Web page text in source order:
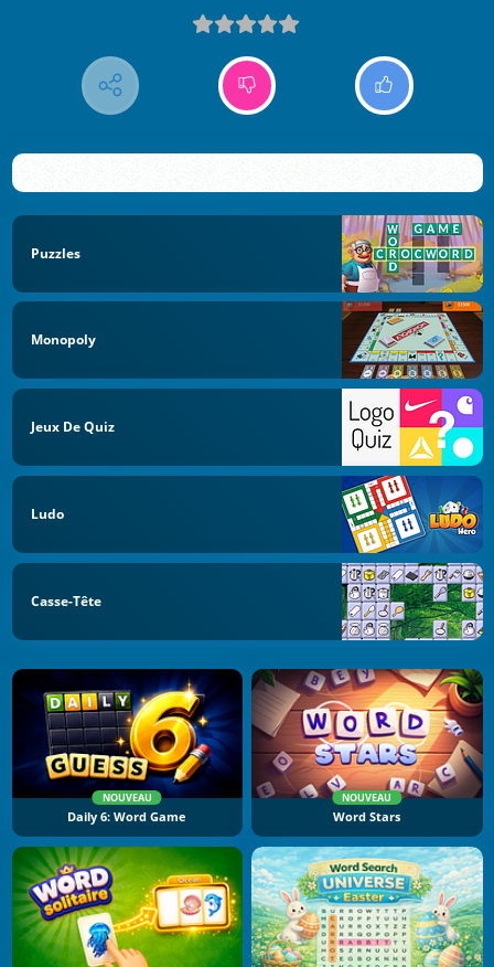
Puzzles
Monopoly
Jeux De Quiz
Ludo
Casse-Tête
NOUVEAU
Daily 6: Word Game
NOUVEAU
Word Stars